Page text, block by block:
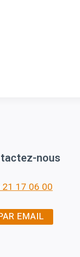
nous
21 17 06 00
EMAIL